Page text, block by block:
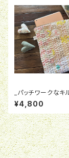
_パッチワークなキ
o4_ from india
キルトケース タブ
ケース
¥4,800